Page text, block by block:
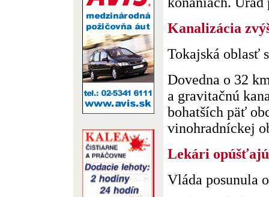
Kanalizácia
Tokajská oblasť
Dovedna o 32
a gravitačnú
bohatších päť
vinohradníckej
Lekári
Vláda posunula